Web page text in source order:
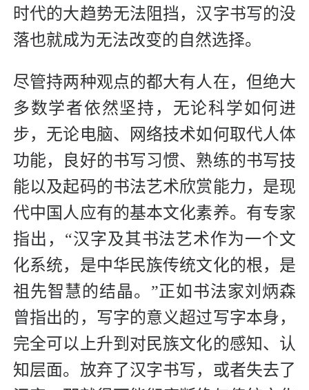
时代的大趋势无法阻挡，汉字书写的没
落也就成为无法改变的自然选择。
尽管持两种观点的都大有人在，但绝大
多数学者依然坚持，无论科学如何进
步，无论电脑、网络技术如何取代人体
功能，良好的书写习惯、熟练的书写技
能以及起码的书法艺术欣赏能力，是现
代中国人应有的基本文化素养。有专家
指出，“汉字及其书法艺术作为一个文
化系统，是中华民族传统文化的根，是
祖先智慧的结晶。”正如书法家刘炳森
曾指出的，写字的意义超过写字本身，
完全可以上升到对民族文化的感知、认
知层面。放弃了汉字书写，或者失去了